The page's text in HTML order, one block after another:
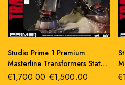
Studio Prime 1 Premium
Masterline Transformers Statua
Megatron G1
€1,700.00 €1,500.00 €